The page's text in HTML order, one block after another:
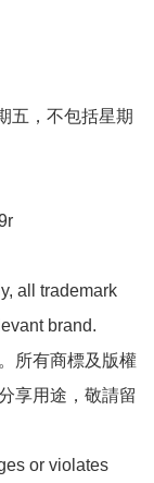
五，不包括星期
all trademark
brand.
所有商標及版權
享用途，敬請留
or violates